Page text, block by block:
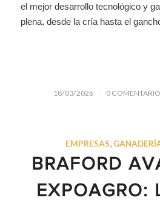
el mejor desarrollo tecnológico y
plena, desde la cría hasta el
18/03/2026
/ 0 /
EMPRESAS,
BRAFORD
EXPOAGRO: